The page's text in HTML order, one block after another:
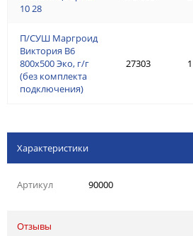
10 28
П/СУШ Маргроид
Виктория В6
800х500 Эко, г/г
(без комплекта
подключения)
27303 1
Характеристики
Артикул 90000
Отзывы